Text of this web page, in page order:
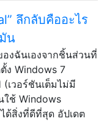
ลึกลับคืออะไร
น
งฉันเองจากชิ้นส่วนที่
ง Windows 7
เวอร์ชันเต็มไม่มี
ใช้ Windows
ด้สิ่งที่ดีที่สุด อัปเดต